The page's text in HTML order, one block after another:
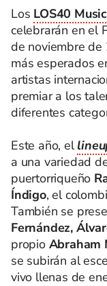
Los LOS40
celebrarán en el
de noviembre de
más esperados
artistas
premiar a los
diferentes
Este año, el
a una variedad
puertorriqueño
Índigo, el
También se
Fernández,
propio Abraham
se subirán al
vivo llenas de